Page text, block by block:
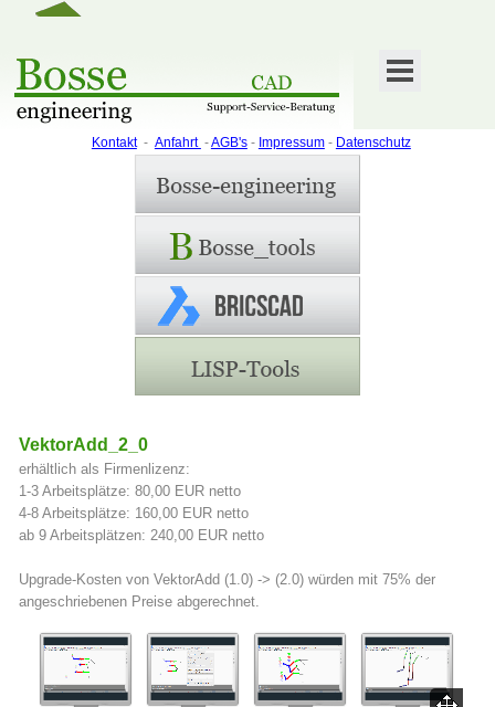
Kontakt- Anfahrt -AGB's- Impressum- Datenschutz
VektorAdd_2_0
erhältlich als Firmenlizenz:
1-3 Arbeitsplätze: 80,00 EUR netto
4-8 Arbeitsplätze: 160,00 EUR netto
ab 9 Arbeitsplätzen: 240,00 EUR netto
Upgrade-Kosten von VektorAdd (1.0) -> (2.0) würden mit 75% der
angeschriebenen Preise abgerechnet.